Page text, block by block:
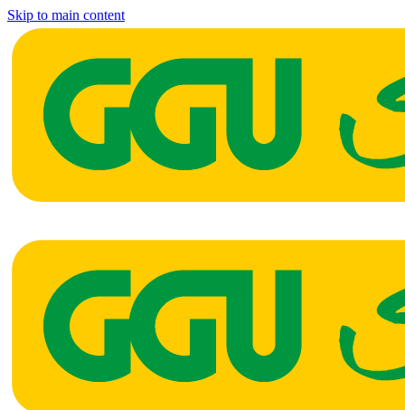
Skip to main content